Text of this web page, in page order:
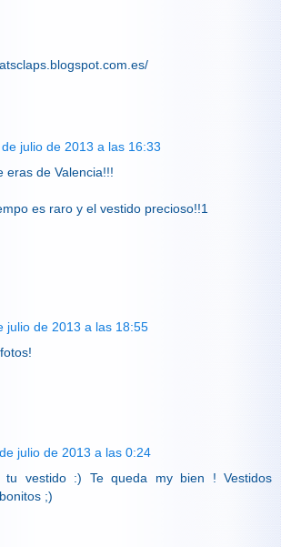
julio de 2013 a las 16:33
eras de Valencia!!!
es raro y el vestido precioso!!1
julio de 2013 a las 18:55
julio de 2013 a las 0:24
tu vestido :) Te queda my bien ! Vestidos
;)